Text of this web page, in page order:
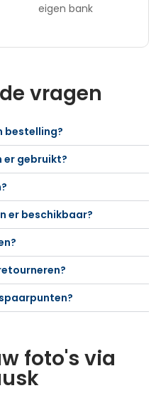
eigen bank
vragen
bestelling?
er gebruikt?
er beschikbaar?
foto's via